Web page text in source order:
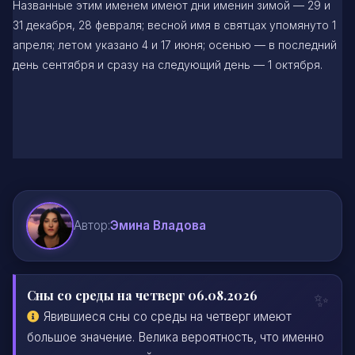
Названные этим именем имеют дни именин зимой — 29 и
31 декабря, 28 февраля; весной имя в святцах упомянуто 1
апреля; летом указано 4 и 17 июня; осенью — в последний
день сентября и сразу на следующий день — 1 октября.
Автор:Эмина Владова
Сны со среды на четверг 06.08.2026
Явившиеся сны со среды на четверг имеют
большое значение. Велика вероятность, что именно